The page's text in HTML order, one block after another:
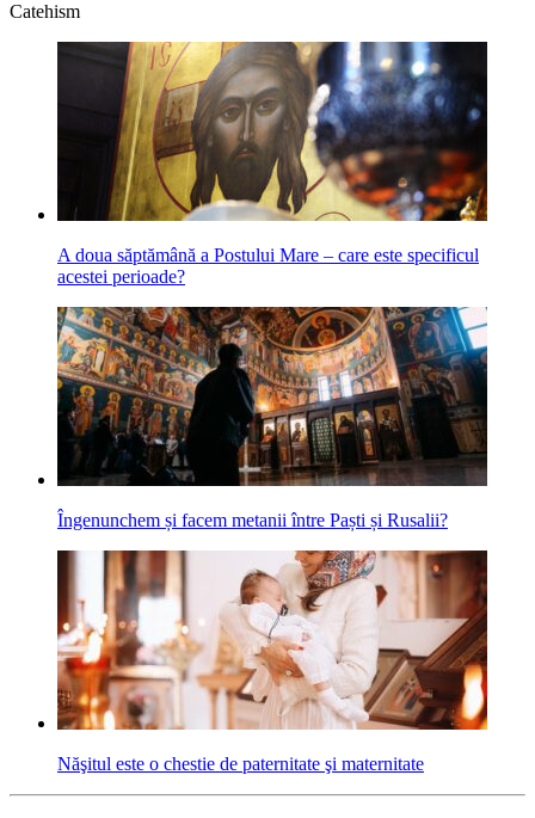
Catehism
A doua săptămână a Postului Mare – care este specificul
acestei perioade?
Îngenunchem și facem metanii între Paști și Rusalii?
Năşitul este o chestie de paternitate şi maternitate